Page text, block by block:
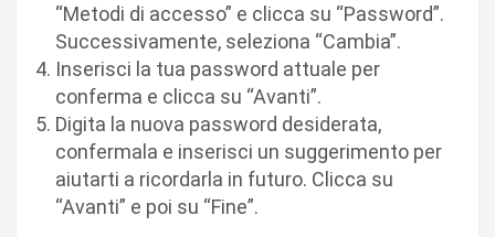
“Metodi di accesso” e clicca su “Password”.
Successivamente, seleziona “Cambia”.
Inserisci la tua password attuale per
conferma e clicca su “Avanti”.
Digita la nuova password desiderata,
confermala e inserisci un suggerimento per
aiutarti a ricordarla in futuro. Clicca su
“Avanti” e poi su “Fine”.